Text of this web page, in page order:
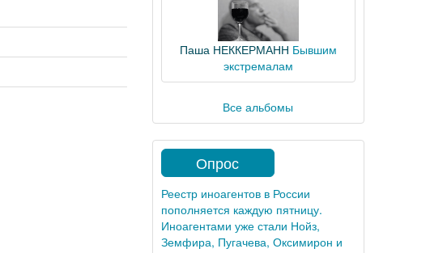
Паша НЕККЕРМАНН Бывшим
экстремалам
Все альбомы
Опрос
Реестр иноагентов в России
пополняется каждую пятницу.
Иноагентами уже стали Нойз,
Земфира, Пугачева, Оксимирон и